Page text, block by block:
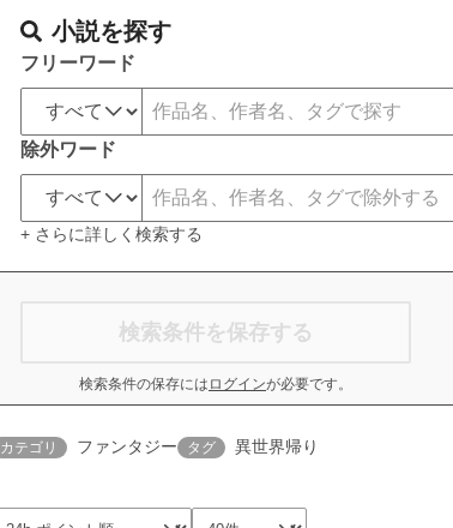
小説を探す
フリーワード
除外ワード
+ さらに詳しく検索する
検索条件を保存する
検索条件の保存には ログインが必要です。
カテゴリ ファンタジー タグ 異世界帰り